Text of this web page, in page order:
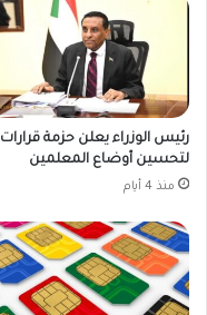
رئيس الوزراء يعلن حزمة قرارات
لتحسين أوضاع المعلمين
منذ 4 أيام